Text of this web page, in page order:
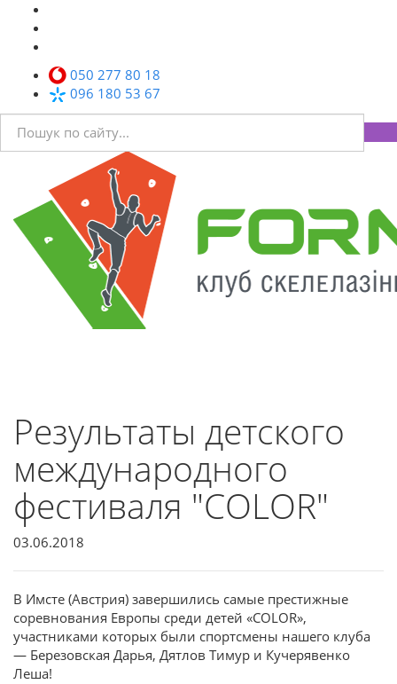
050 277 80 18
096 180 53 67
Результаты детского
международного
фестиваля "COLOR"
03.06.2018
В Имсте (Австрия) завершились самые престижные
соревнования Европы среди детей «COLOR»,
участниками которых были спортсмены нашего клуба
— Березовская Дарья, Дятлов Тимур и Кучерявенко
Леша!